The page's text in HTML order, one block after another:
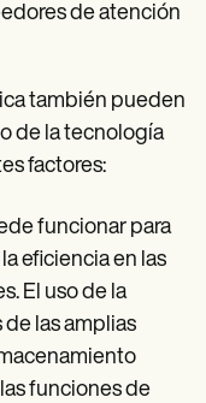
de atención
también pueden
de la tecnología
factores:
funcionar para
eficiencia en las
El uso de la
las amplias
funciones de